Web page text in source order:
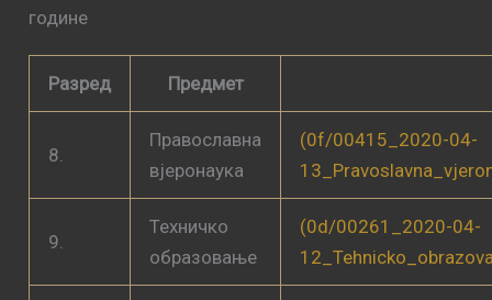
године
Разред Предмет
8.
Православна
вјеронаука
(0f/00415_2020-04-
9.
Техничко
образовање
(0d/00261_2020-04-